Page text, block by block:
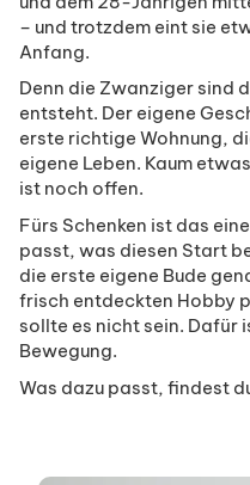
– und trotzdem eint sie
Anfang.
Denn die Zwanziger sind
entsteht. Der eigene
erste richtige Wohnung,
eigene Leben. Kaum
ist noch offen.
Fürs Schenken ist das
passt, was diesen Start
die erste eigene Bude
frisch entdeckten Hobby
sollte es nicht sein. Dafür
Bewegung.
Was dazu passt, findest